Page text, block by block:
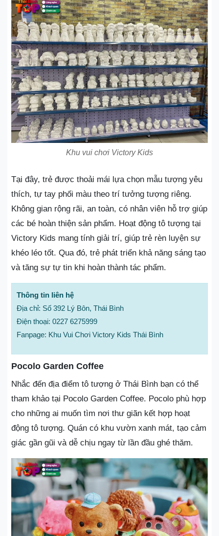
Khu vui chơi Victory Kids
Tại đây, trẻ được thoải mái lựa chọn mẫu tượng yêu
thích, tự tay phối màu theo trí tưởng tượng riêng.
Không gian rộng rãi, an toàn, có nhân viên hỗ trợ giúp
các bé hoàn thiện sản phẩm. Hoạt động tô tượng tại
Victory Kids mang tính giải trí, giúp trẻ rèn luyện sự
khéo léo tốt. Qua đó, trẻ phát triển khả năng sáng tạo
và tăng sự tự tin khi hoàn thành tác phẩm.
Thông tin liên hệ
Địa chỉ: Số 392 Lý Bôn, Thái Bình
Điện thoại: 0227 6275999
Fanpage: Khu Vui Chơi Victory Kids Thái Bình
Pocolo Garden Coffee
Nhắc đến địa điểm tô tượng ở Thái Bình bạn có thể
tham khảo tại Pocolo Garden Coffee. Pocolo phù hợp
cho những ai muốn tìm nơi thư giãn kết hợp hoạt
động tô tượng. Quán có khu vườn xanh mát, tạo cảm
giác gần gũi và dễ chịu ngay từ lần đầu ghé thăm.